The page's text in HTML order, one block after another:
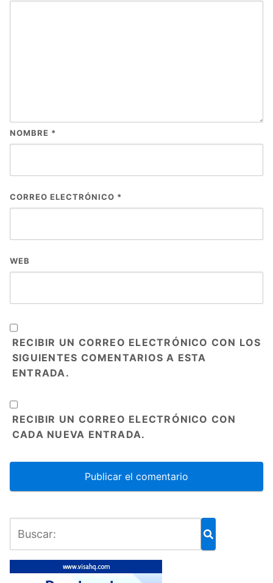
NOMBRE *
CORREO ELECTRÓNICO *
WEB
RECIBIR UN CORREO ELECTRÓNICO CON LOS
SIGUIENTES COMENTARIOS A ESTA
ENTRADA.
RECIBIR UN CORREO ELECTRÓNICO CON
CADA NUEVA ENTRADA.